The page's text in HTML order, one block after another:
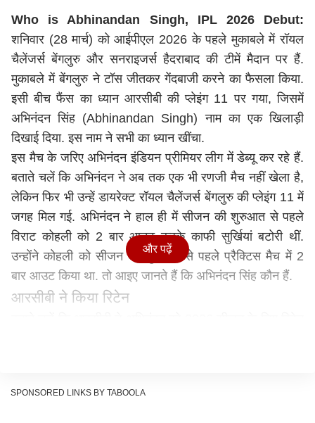
Who is Abhinandan Singh, IPL 2026 Debut:
शनिवार (28 मार्च) को आईपीएल 2026 के पहले मुकाबले में रॉयल
चैलेंजर्स बेंगलुरु और सनराइजर्स हैदराबाद की टीमें मैदान पर हैं.
मुकाबले में बेंगलुरु ने टॉस जीतकर गेंदबाजी करने का फैसला किया.
इसी बीच फैंस का ध्यान आरसीबी की प्लेइंग 11 पर गया, जिसमें
अभिनंदन सिंह (Abhinandan Singh) नाम का एक खिलाड़ी
दिखाई दिया. इस नाम ने सभी का ध्यान खींचा.
इस मैच के जरिए अभिनंदन इंडियन प्रीमियर लीग में डेब्यू कर रहे हैं.
बताते चलें कि अभिनंदन ने अब तक एक भी रणजी मैच नहीं खेला है,
लेकिन फिर भी उन्हें डायरेक्ट रॉयल चैलेंजर्स बेंगलुरु की प्लेइंग 11 में
जगह मिल गई. अभिनंदन ने हाल ही में सीजन की शुरुआत से पहले
विराट कोहली को 2 बार आउट करके काफी सुर्खियां बटोरी थीं.
उन्होंने कोहली को सीजन की शुरुआत से पहले प्रैक्टिस मैच में 2
बार आउट किया था. तो आइए जानते हैं कि अभिनंदन सिंह कौन हैं.
आरसीबी ने किया रिटेन
कौन हैं अभिनंदन सिंह?
और पढ़ें
SPONSORED LINKS BY TABOOLA